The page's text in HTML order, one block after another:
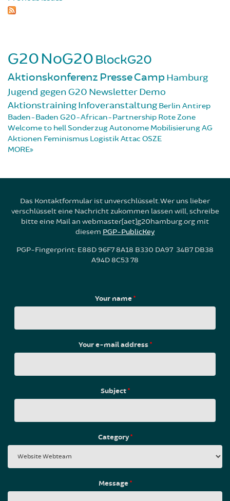
G20NoG20 BlockG20
Aktionskonferenz PresseCampHamburg
Jugend gegen G20 NewsletterDemo
AktionstrainingInfoveranstaltung Berlin Antirep
Baden-Baden G20-African-Partnership Rote Zone
Welcome to hellSonderzugAutonome MobilisierungAG
Aktionen Feminismus Logistik Attac OSZE
MORE
Das Kontaktformular ist unverschlüsselt. Wer uns lieber
verschlüsselt eine Nachricht zukommen lassen will, schreibe
bitte eine Mail an webmaster[aet]g20hamburg.org mit
diesem PGP-PublicKey
PGP-Fingerprint: E88D 96F7 8A18 B330 DA97 34B7 DB38
A94D 8C53 78
Your name*
Your e-mail address*
Subject*
Category*
Message*